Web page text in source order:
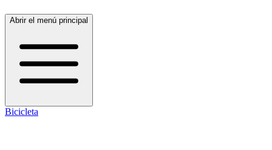
Abrir el menú principal
Bicicleta